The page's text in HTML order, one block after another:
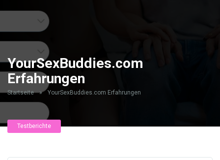
YourSexBuddies.com
Erfahrungen
Startseite » YourSexBuddies.com Erfahrungen
Testberichte